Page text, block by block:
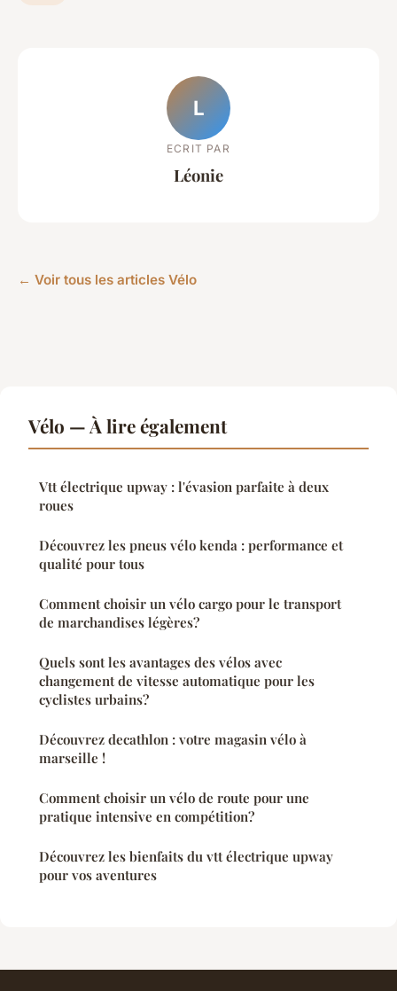
L
ECRIT PAR
Léonie
← Voir tous les articles Vélo
Vélo — À lire également
Vtt électrique upway : l'évasion parfaite à deux
roues
Découvrez les pneus vélo kenda : performance et
qualité pour tous
Comment choisir un vélo cargo pour le transport
de marchandises légères?
Quels sont les avantages des vélos avec
changement de vitesse automatique pour les
cyclistes urbains?
Découvrez decathlon : votre magasin vélo à
marseille !
Comment choisir un vélo de route pour une
pratique intensive en compétition?
Découvrez les bienfaits du vtt électrique upway
pour vos aventures